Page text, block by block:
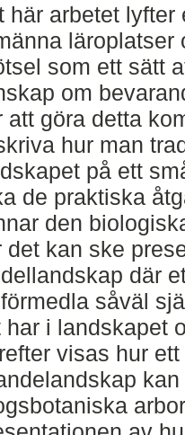
här arbetet
läroplatser
som ett sätt
om
att göra detta
hur man
på ett
de praktiska
den
det kan ske
där
såväl
har i landskapet
visas hur